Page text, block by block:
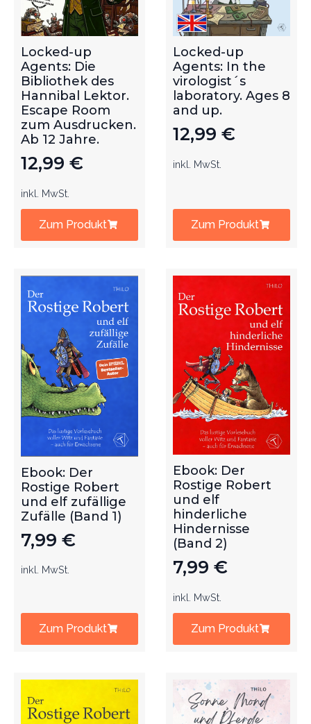
Locked-up
Agents: Die
Bibliothek des
Hannibal Lektor.
Escape Room
zum Ausdrucken.
Ab 12 Jahre.
12,99 €
inkl. MwSt.
Zum Produkt
Locked-up
Agents: In the
virologist´s
laboratory. Ages 8
and up.
12,99 €
inkl. MwSt.
Zum Produkt
Ebook: Der
Rostige Robert
und elf zufällige
Zufälle (Band 1)
7,99 €
inkl. MwSt.
Zum Produkt
Ebook: Der
Rostige Robert
und elf
hinderliche
Hindernisse
(Band 2)
7,99 €
inkl. MwSt.
Zum Produkt